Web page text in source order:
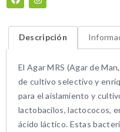
Descripción
El Agar MRS (Agar de
de cultivo selectivo y
para el aislamiento y
lactobacilos, lactococos,
ácido láctico. Estas